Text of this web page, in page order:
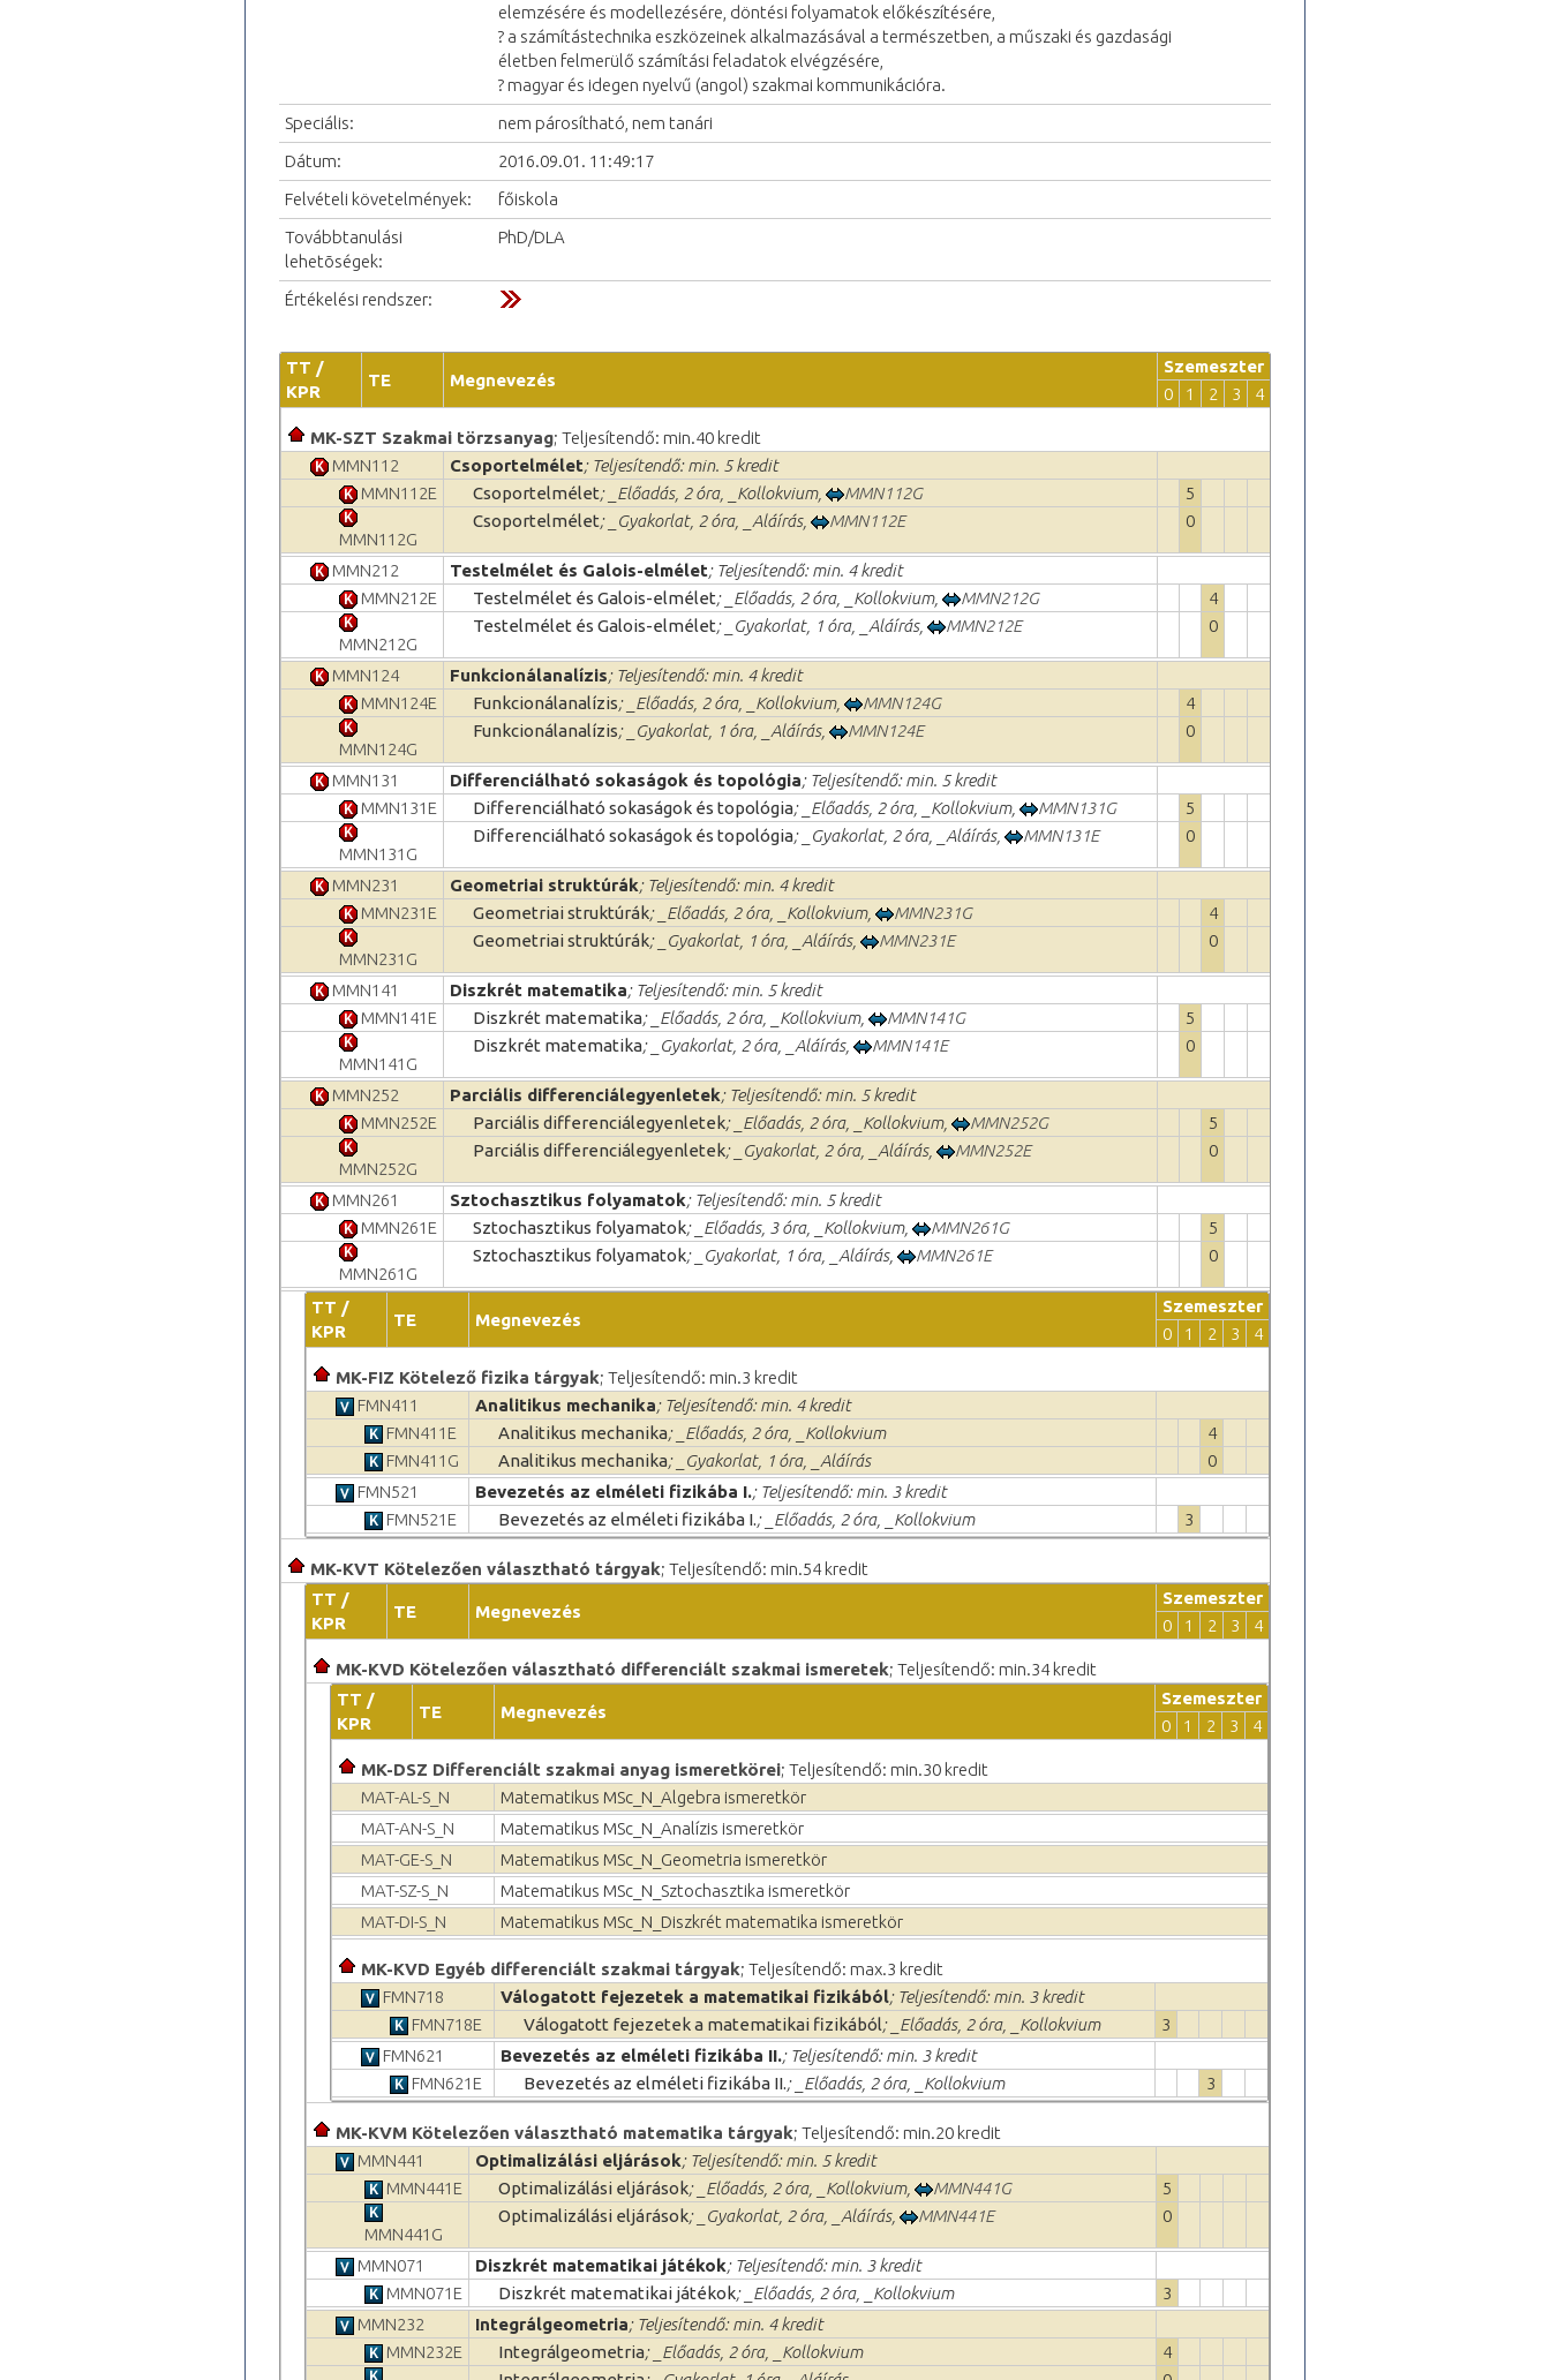
elemzésére és modellezésére, döntési folyamatok előkészítésére,
? a számítástechnika eszközeinek alkalmazásával a természetben, a műszaki és gazdasági
életben felmerülő számítási feladatok elvégzésére,
? magyar és idegen nyelvű (angol) szakmai kommunikációra.
Speciális:
nem párosítható, nem tanári
Dátum:
2016.09.01. 11:49:17
Felvételi követelmények:
főiskola
Továbbtanulási
lehetõségek:
PhD/DLA
Értékelési rendszer:
TT /
KPR
TE Megnevezés
Szemeszter
0
1 2 3 4
MK-SZT Szakmai törzsanyag; Teljesítendő: min.40 kredit
MMN112
Csoportelmélet; Teljesítendő: min. 5 kredit
MMN112E
Csoportelmélet; _Előadás, 2 óra, _Kollokvium, MMN112G 5
MMN112G
Csoportelmélet; _Gyakorlat, 2 óra, _Aláírás, MMN112E 0
MMN212 Testelmélet és Galois-elmélet; Teljesítendő: min. 4 kredit
MMN212E
Testelmélet és Galois-elmélet; _Előadás, 2 óra, _Kollokvium, MMN212G 4
MMN212G
Testelmélet és Galois-elmélet; _Gyakorlat, 1 óra, _Aláírás, MMN212E 0
MMN124 Funkcionálanalízis; Teljesítendő: min. 4 kredit
MMN124E
Funkcionálanalízis; _Előadás, 2 óra, _Kollokvium, MMN124G 4
MMN124G
Funkcionálanalízis; _Gyakorlat, 1 óra, _Aláírás, MMN124E 0
MMN131 Differenciálható sokaságok és topológia; Teljesítendő: min. 5 kredit
MMN131E
Differenciálható sokaságok és topológia; _Előadás, 2 óra, _Kollokvium, MMN131G 5
MMN131G
Differenciálható sokaságok és topológia; _Gyakorlat, 2 óra, _Aláírás, MMN131E 0
MMN231 Geometriai struktúrák; Teljesítendő: min. 4 kredit
MMN231E
Geometriai struktúrák; _Előadás, 2 óra, _Kollokvium, MMN231G 4
MMN231G
Geometriai struktúrák; _Gyakorlat, 1 óra, _Aláírás, MMN231E 0
MMN141 Diszkrét matematika; Teljesítendő: min. 5 kredit
MMN141E
Diszkrét matematika; _Előadás, 2 óra, _Kollokvium, MMN141G 5
MMN141G
Diszkrét matematika; _Gyakorlat, 2 óra, _Aláírás, MMN141E 0
MMN252 Parciális differenciálegyenletek; Teljesítendő: min. 5 kredit
MMN252E
Parciális differenciálegyenletek; _Előadás, 2 óra, _Kollokvium, MMN252G 5
MMN252G
Parciális differenciálegyenletek; _Gyakorlat, 2 óra, _Aláírás, MMN252E 0
MMN261 Sztochasztikus folyamatok; Teljesítendő: min. 5 kredit
MMN261E
Sztochasztikus folyamatok; _Előadás, 3 óra, _Kollokvium, MMN261G 5
MMN261G
Sztochasztikus folyamatok; _Gyakorlat, 1 óra, _Aláírás, MMN261E 0
TT /
KPR
TE Megnevezés
Szemeszter
0
1 2 3 4
MK-FIZ Kötelező fizika tárgyak; Teljesítendő: min.3 kredit
FMN411
Analitikus mechanika; Teljesítendő: min. 4 kredit
FMN411E
Analitikus mechanika; _Előadás, 2 óra, _Kollokvium
4
FMN411G
Analitikus mechanika; _Gyakorlat, 1 óra, _Aláírás
0
FMN521
Bevezetés az elméleti fizikába I.; Teljesítendő: min. 3 kredit
FMN521E
Bevezetés az elméleti fizikába I.; _Előadás, 2 óra, _Kollokvium 3
MK-KVT Kötelezően választható tárgyak; Teljesítendő: min.54 kredit
TT /
KPR
TE Megnevezés
Szemeszter
0
1 2 3 4
MK-KVD Kötelezően választható differenciált szakmai ismeretek; Teljesítendő: min.34 kredit
TT /
KPR
TE Megnevezés
Szemeszter
0
1 2 3 4
MK-DSZ Differenciált szakmai anyag ismeretkörei; Teljesítendő: min.30 kredit
MAT-AL-S_N
Matematikus MSc_N_Algebra ismeretkör
MAT-AN-S_N
Matematikus MSc_N_Analízis ismeretkör
MAT-GE-S_N
Matematikus MSc_N_Geometria ismeretkör
MAT-SZ-S_N
Matematikus MSc_N_Sztochasztika ismeretkör
MAT-DI-S_N
Matematikus MSc_N_Diszkrét matematika ismeretkör
MK-KVD Egyéb differenciált szakmai tárgyak; Teljesítendő: max.3 kredit
FMN718
Válogatott fejezetek a matematikai fizikából; Teljesítendő: min. 3 kredit
FMN718E
Válogatott fejezetek a matematikai fizikából; _Előadás, 2 óra, _Kollokvium
3
FMN621
Bevezetés az elméleti fizikába II.; Teljesítendő: min. 3 kredit
FMN621E
Bevezetés az elméleti fizikába II.; _Előadás, 2 óra, _Kollokvium 3
MK-KVM Kötelezően választható matematika tárgyak; Teljesítendő: min.20 kredit
MMN441
Optimalizálási eljárások; Teljesítendő: min. 5 kredit
MMN441E
Optimalizálási eljárások; _Előadás, 2 óra, _Kollokvium, MMN441G 5
MMN441G
Optimalizálási eljárások; _Gyakorlat, 2 óra, _Aláírás, MMN441E 0
MMN071 Diszkrét matematikai játékok; Teljesítendő: min. 3 kredit
MMN071E
Diszkrét matematikai játékok; _Előadás, 2 óra, _Kollokvium
3
MMN232
Integrálgeometria; Teljesítendő: min. 4 kredit
MMN232E
Integrálgeometria; _Előadás, 2 óra, _Kollokvium
4